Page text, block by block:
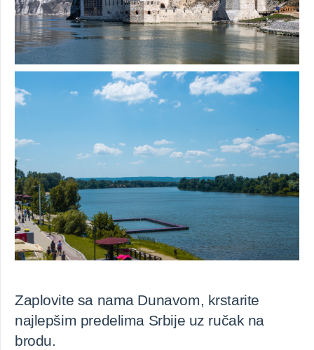
Zaplovite sa nama Dunavom, krstarite
najlepšim predelima Srbije uz ručak na
brodu.